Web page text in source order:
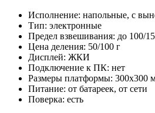
Исполнение: напольные, с
Тип: электронные
Предел взвешивания: до 100/
Цена деления: 50/100 г
Дисплей: ЖКИ
Подключение к ПК: нет
Размеры платформы: 300x300
Питание: от батареек, от сети
Поверка: есть